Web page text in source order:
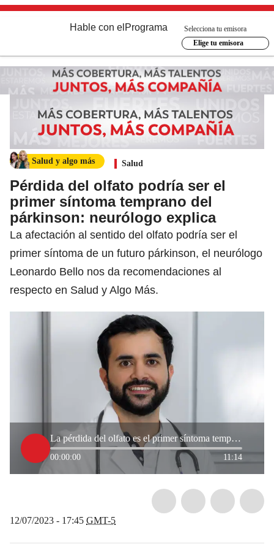
Hable con el Programa
Selecciona tu emisora
Elige tu emisora
Salud y algo más Salud
Pérdida del olfato podría ser el
primer síntoma temprano del
párkinson: neurólogo explica
La afectación al sentido del olfato podría ser el
primer síntoma de un futuro párkinson, el neurólogo
Leonardo Bello nos da recomendaciones al
respecto en Salud y Algo Más.
La pérdida del olfato es el primer síntoma temprano del párkinson: neurólogo explica
00:00:00 11:14
12/07/2023 - 17:45 GMT-5